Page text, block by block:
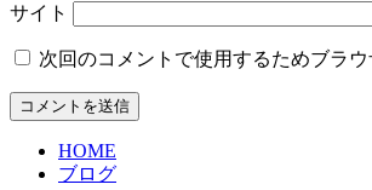
サイト
次回のコメントで使用するためブラ
HOME
ブログ